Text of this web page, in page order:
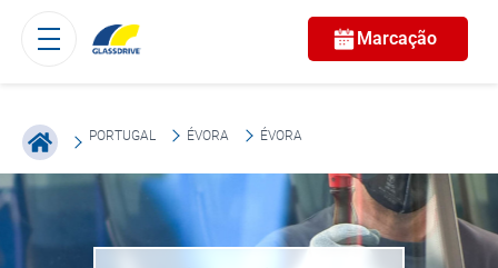
Marcação
PORTUGAL ÉVORA ÉVORA